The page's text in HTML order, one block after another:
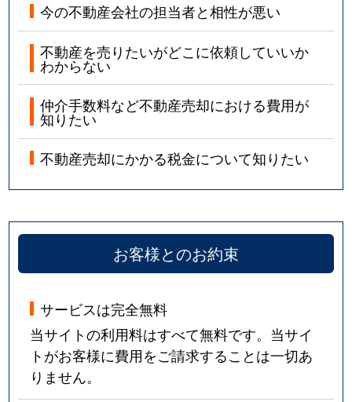
今の不動産会社の担当者と相性が悪い
不動産を売りたいがどこに依頼していいか
わからない
仲介手数料など不動産売却における費用が
知りたい
不動産売却にかかる税金について知りたい
お客様とのお約束
サービスは完全無料
当サイトの利用料はすべて無料です。当サイ
トがお客様に費用をご請求することは一切あ
りません。